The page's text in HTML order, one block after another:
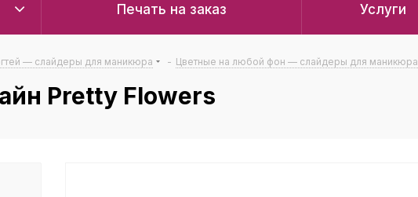
Печать на заказ Услуги
— слайдеры для маникюра - Цветные на любой фон — слайдеры для маникюра
Pretty Flowers